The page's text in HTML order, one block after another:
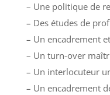
– Une politique de
– Des études de
– Un encadrement
– Un turn-over
– Un interlocuteur
– Un encadrement